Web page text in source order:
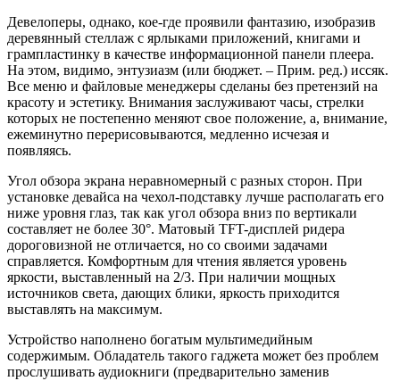
Девелоперы, однако, кое-где проявили фантазию, изобразив
деревянный стеллаж с ярлыками приложений, книгами и
грампластинку в качестве информационной панели плеера.
На этом, видимо, энтузиазм (или бюджет. – Прим. ред.) иссяк.
Все меню и файловые менеджеры сделаны без претензий на
красоту и эстетику. Внимания заслуживают часы, стрелки
которых не постепенно меняют свое положение, а, внимание,
ежеминутно перерисовываются, медленно исчезая и
появляясь.
Угол обзора экрана неравномерный с разных сторон. При
установке девайса на чехол-подставку лучше располагать его
ниже уровня глаз, так как угол обзора вниз по вертикали
составляет не более 30°. Матовый TFT-дисплей ридера
дороговизной не отличается, но со своими задачами
справляется. Комфортным для чтения является уровень
яркости, выставленный на 2/3. При наличии мощных
источников света, дающих блики, яркость приходится
выставлять на максимум.
Устройство наполнено богатым мультимедийным
содержимым. Обладатель такого гаджета может без проблем
прослушивать аудиокниги (предварительно заменив